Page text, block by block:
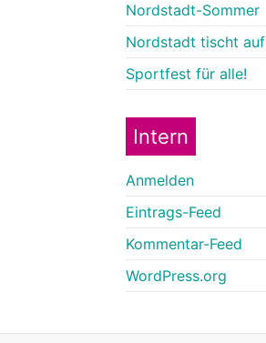
Nordstadt-Sommer
Nordstadt tischt auf
Sportfest für alle!
Intern
Anmelden
Eintrags-Feed
Kommentar-Feed
WordPress.org